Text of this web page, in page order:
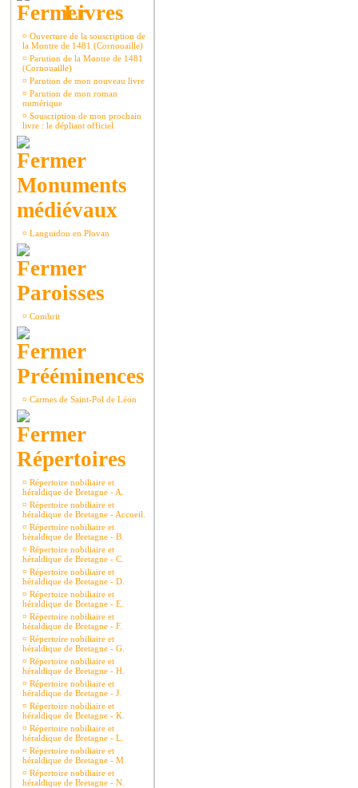
Livres
¤ Ouverture de la souscription de
la Montre de 1481 (Cornouaille)
¤ Parution de la Montre de 1481
(Cornouaille)
¤ Parution de mon nouveau livre
¤ Parution de mon roman
numérique
¤ Souscription de mon prochain
livre : le dépliant officiel
Monuments
médiévaux
¤ Languidou en Plovan
Paroisses
¤ Combrit
Prééminences
¤ Carmes de Saint-Pol de Léon
Répertoires
¤ Répertoire nobiliaire et
héraldique de Bretagne - A.
¤ Répertoire nobiliaire et
héraldique de Bretagne - Accueil.
¤ Répertoire nobiliaire et
héraldique de Bretagne - B.
¤ Répertoire nobiliaire et
héraldique de Bretagne - C.
¤ Répertoire nobiliaire et
héraldique de Bretagne - D.
¤ Répertoire nobiliaire et
héraldique de Bretagne - E.
¤ Répertoire nobiliaire et
héraldique de Bretagne - F.
¤ Répertoire nobiliaire et
héraldique de Bretagne - G.
¤ Répertoire nobiliaire et
héraldique de Bretagne - H.
¤ Répertoire nobiliaire et
héraldique de Bretagne - J.
¤ Répertoire nobiliaire et
héraldique de Bretagne - K.
¤ Répertoire nobiliaire et
héraldique de Bretagne - L.
¤ Répertoire nobiliaire et
héraldique de Bretagne - M.
¤ Répertoire nobiliaire et
héraldique de Bretagne - N.